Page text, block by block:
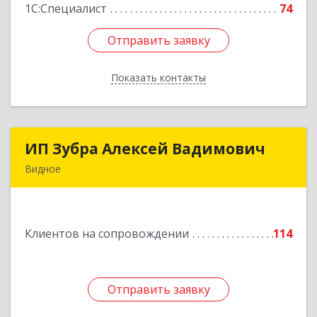
1С:Специалист 74
Отправить заявку
Показать контакты
Отправить заявку
Назад
ИП Зубра Алексей Вадимович
Видное
Клиентов на сопровождении 114
Отправить заявку
ИП Зубра Алексей Вадимович
Подробнее
Отправить заявку